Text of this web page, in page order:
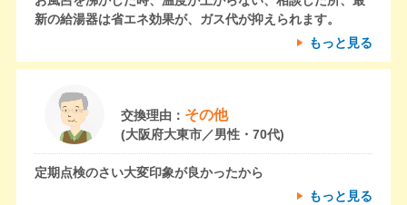
新の給湯器は省エネ効果が、ガス代が抑えられます。
もっと見る
交換理由： その他
(大阪府大東市／男性・70代)
定期点検のさい大変印象が良かったから
もっと見る